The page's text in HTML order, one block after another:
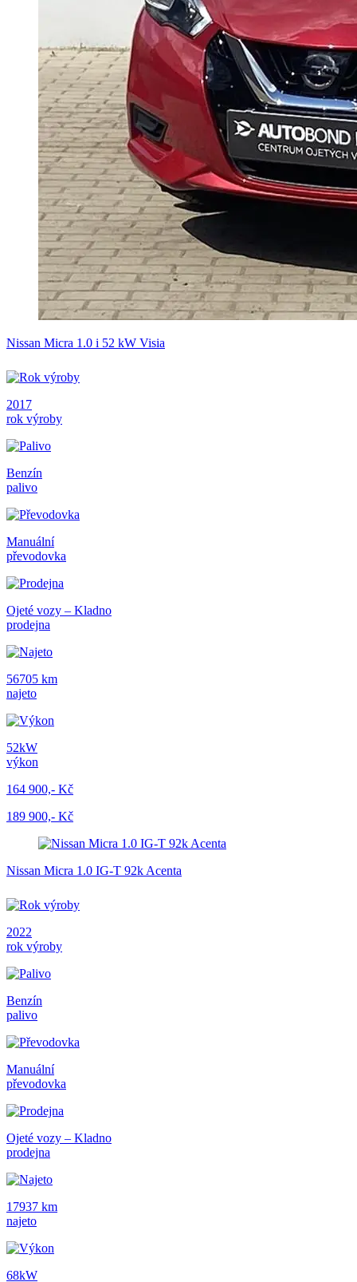
Nissan Micra 1.0 i 52 kW Visia
2017
rok výroby
Benzín
palivo
Manuální
převodovka
Ojeté vozy – Kladno
prodejna
56705 km
najeto
52kW
výkon
164 900,- Kč
189 900,- Kč
Nissan Micra 1.0 IG-T 92k Acenta
2022
rok výroby
Benzín
palivo
Manuální
převodovka
Ojeté vozy – Kladno
prodejna
17937 km
najeto
68kW